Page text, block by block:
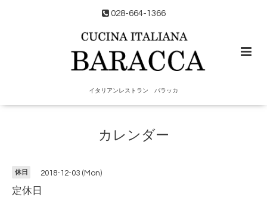
028-664-1366
イタリアンレストラン バラッカ
カレンダー
休日 2018-12-03 (Mon)
定休日